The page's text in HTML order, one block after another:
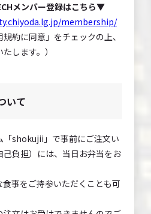
メンバー登録はこちら▼
membership/
規約に同意」をチェックの上、
します。）
いて
「shokujii」で事前にご注文い
負担）には、当日お弁当をお
事をご持参いただくことも可